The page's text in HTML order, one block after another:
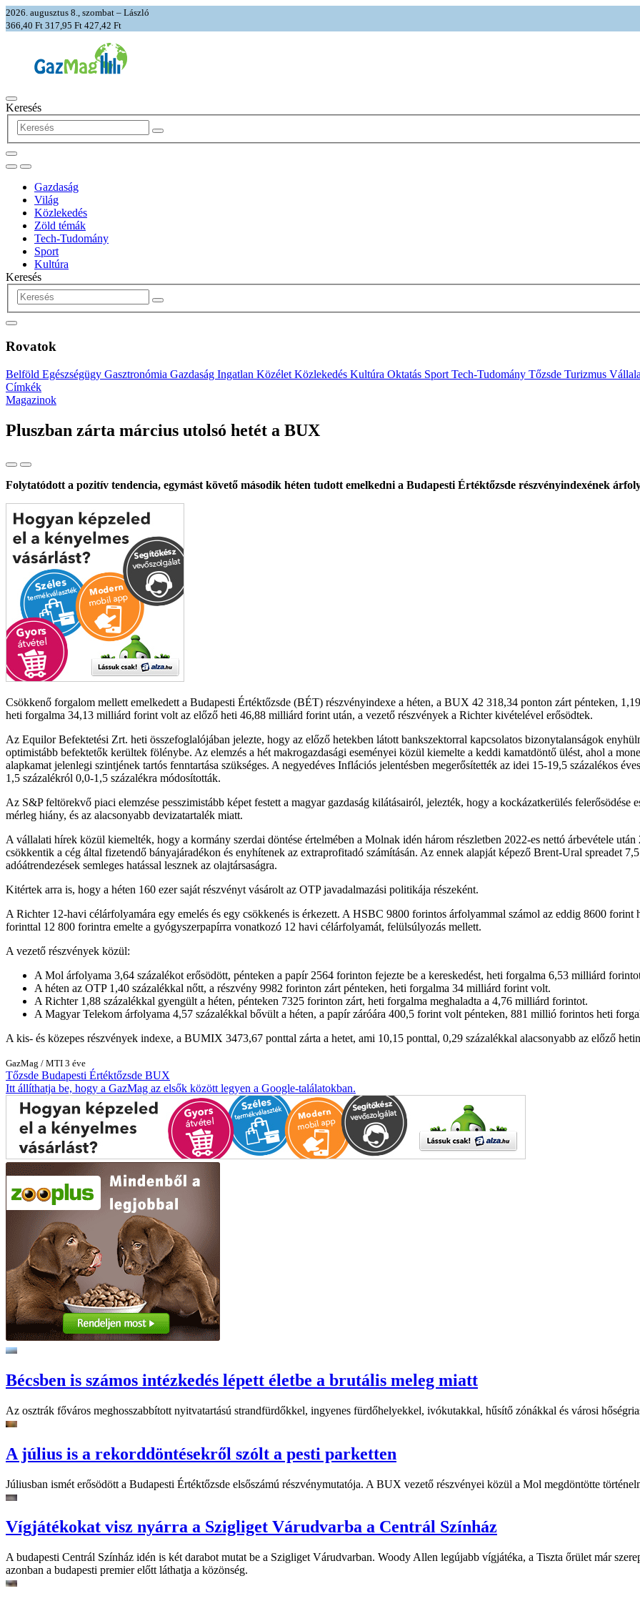
2026. augusztus 8., szombat – László
366,40 Ft 317,95 Ft 427,42 Ft
Keresés
Gazdaság
Világ
Közlekedés
Zöld témák
Tech-Tudomány
Sport
Kultúra
Keresés
Rovatok
Belföld Egészségügy Gasztronómia Gazdaság Ingatlan Közélet Közlekedés Kultúra Oktatás Sport Tech-Tudomány Tőzsde Turizmus
Címkék
Magazinok
Pluszban zárta március utolsó hetét a BUX
Folytatódott a pozitív tendencia, egymást követő második héten tudott emelkedni a Budapesti Értéktőzsde részvényindexének
Csökkenő forgalom mellett emelkedett a Budapesti Értéktőzsde (BÉT) részvényindexe a héten, a BUX 42 318,34 ponton zárt pénteken,
heti forgalma 34,13 milliárd forint volt az előző heti 46,88 milliárd forint után, a vezető részvények a Richter kivételével erősödtek.
Az Equilor Befektetési Zrt. heti összefoglalójában jelezte, hogy az előző hetekben látott bankszektorral kapcsolatos bizonytalanságok
optimistább befektetők kerültek fölénybe. Az elemzés a hét makrogazdasági eseményei közül kiemelte a keddi kamatdöntő ülést, ahol a
alapkamat jelenlegi szintjének tartós fenntartása szükséges. A negyedéves Inflációs jelentésben megerősítették az idei 15-19,5 százalékos
1,5 százalékról 0,0-1,5 százalékra módosították.
Az S&P feltörekvő piaci elemzése pesszimistább képet festett a magyar gazdaság kilátásairól, jelezték, hogy a kockázatkerülés felerősödése
mérleg hiány, és az alacsonyabb devizatartalék miatt.
A vállalati hírek közül kiemelték, hogy a kormány szerdai döntése értelmében a Molnak idén három részletben 2022-es nettó árbevétele
csökkentik a cég által fizetendő bányajáradékon és enyhítenek az extraprofitadó számításán. Az ennek alapját képező Brent-Ural spreadet
adóátrendezések semleges hatással lesznek az olajtársaságra.
Kitértek arra is, hogy a héten 160 ezer saját részvényt vásárolt az OTP javadalmazási politikája részeként.
A Richter 12-havi célárfolyamára egy emelés és egy csökkenés is érkezett. A HSBC 9800 forintos árfolyammal számol az eddig 8600
forinttal 12 800 forintra emelte a gyógyszerpapírra vonatkozó 12 havi célárfolyamát, felülsúlyozás mellett.
A vezető részvények közül:
A Mol árfolyama 3,64 százalékot erősödött, pénteken a papír 2564 forinton fejezte be a kereskedést, heti forgalma 6,53 milliárd
A héten az OTP 1,40 százalékkal nőtt, a részvény 9982 forinton zárt pénteken, heti forgalma 34 milliárd forint volt.
A Richter 1,88 százalékkal gyengült a héten, pénteken 7325 forinton zárt, heti forgalma meghaladta a 4,76 milliárd forintot.
A Magyar Telekom árfolyama 4,57 százalékkal bővült a héten, a papír záróára 400,5 forint volt pénteken, 881 millió forintos heti
A kis- és közepes részvények indexe, a BUMIX 3473,67 ponttal zárta a hetet, ami 10,15 ponttal, 0,29 százalékkal alacsonyabb az előző
GazMag / MTI 3 éve
Tőzsde Budapesti Értéktőzsde BUX
Itt állíthatja be, hogy a GazMag az elsők között legyen a Google-találatokban.
Bécsben is számos intézkedés lépett életbe a brutális meleg miatt
Az osztrák főváros meghosszabbított nyitvatartású strandfürdőkkel, ingyenes fürdőhelyekkel, ivókutakkal, hűsítő zónákkal és városi
A július is a rekorddöntésekről szólt a pesti parketten
Júliusban ismét erősödött a Budapesti Értéktőzsde elsőszámú részvénymutatója. A BUX vezető részvényei közül a Mol megdöntötte
Vígjátékokat visz nyárra a Szigliget Várudvarba a Centrál Színház
A budapesti Centrál Színház idén is két darabot mutat be a Szigliget Várudvarban. Woody Allen legújabb vígjátéka, a Tiszta őrület már
azonban a budapesti premier előtt láthatja a közönség.